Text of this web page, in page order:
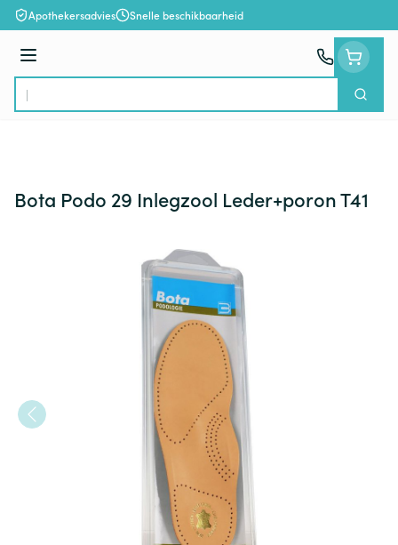
Ga naar de inhoud
Apothekersadvies Snelle beschikbaarheid
Menu
Product, merk, categorie...
Zoek
Bota Podo 29 Inlegzool Leder+poron T41